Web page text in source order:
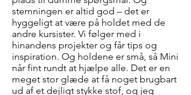
stemningen er altid god – det er
hyggeligt at være på holdet med de
andre kursister. Vi følger med i
hinandens projekter og får tips og
inspiration. Og holdene er små, så Mini
når fint rundt at hjælpe alle. Det er en
meget stor glæde at få noget brugbart
ud af et dejligt stykke stof, og jeg